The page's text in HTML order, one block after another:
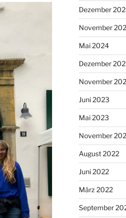
Dezember
November
Mai 2024
Dezember
November
Juni 2023
Mai 2023
November
August 2022
Juni 2022
März 2022
September